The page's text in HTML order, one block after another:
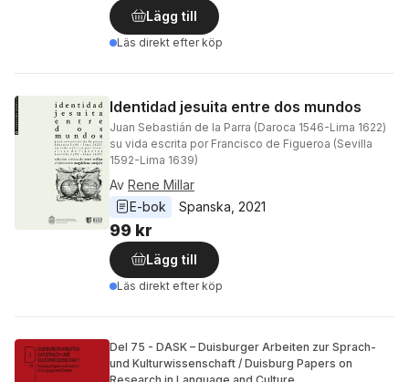
Lägg till
Läs direkt efter köp
Identidad jesuita entre dos mundos
Juan Sebastián de la Parra (Daroca 1546-Lima 1622)
su vida escrita por Francisco de Figueroa (Sevilla
1592-Lima 1639)
Av Rene Millar
E-bok
Spanska 2021
99 kr
Lägg till
Läs direkt efter köp
Del 75 - DASK – Duisburger Arbeiten zur Sprach-
und Kulturwissenschaft / Duisburg Papers on